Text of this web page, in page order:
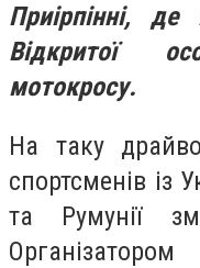
Приірпінні,
Відкритої
мотокросу.
На таку
спортсменів із
та Румунії